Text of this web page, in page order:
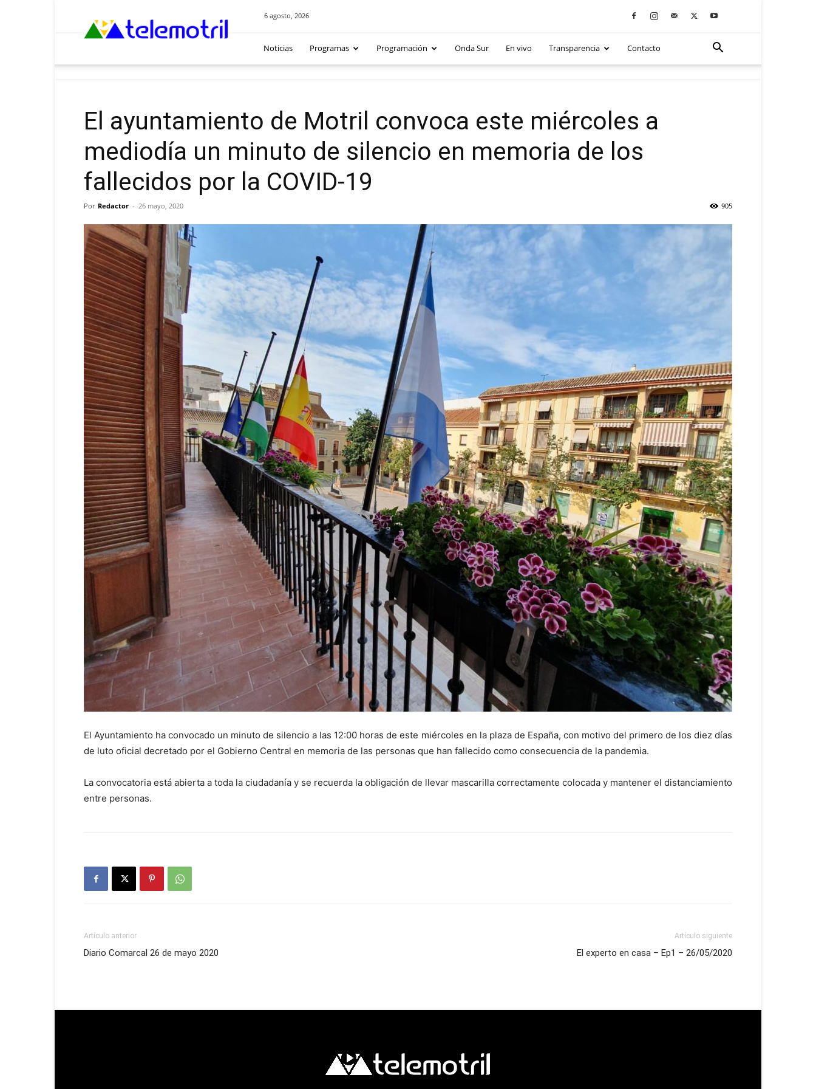
6 agosto, 2026
Noticias Programas Programación Onda Sur En vivo Transparencia Contacto
El ayuntamiento de Motril convoca este miércoles a
mediodía un minuto de silencio en memoria de los
fallecidos por la COVID-19
Por Redactor - 26 mayo, 2020 905
El Ayuntamiento ha convocado un minuto de silencio a las 12:00 horas de este miércoles en la plaza de España, con motivo del primero de los diez días
de luto oficial decretado por el Gobierno Central en memoria de las personas que han fallecido como consecuencia de la pandemia.
La convocatoria está abierta a toda la ciudadanía y se recuerda la obligación de llevar mascarilla correctamente colocada y mantener el distanciamiento
entre personas.
Artículo anterior
Diario Comarcal 26 de mayo 2020
Artículo siguiente
El experto en casa – Ep1 – 26/05/2020